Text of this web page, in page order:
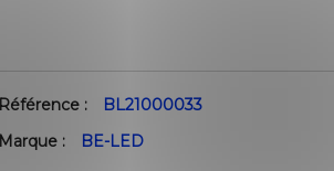
Référence :
BL21000033
Marque :
BE-LED